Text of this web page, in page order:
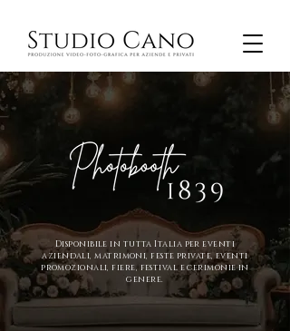
Disponibile in tutta Italia per eventi
aziendali, matrimoni, feste private, eventi
promozionali, fiere, festival e cerimonie in
genere.